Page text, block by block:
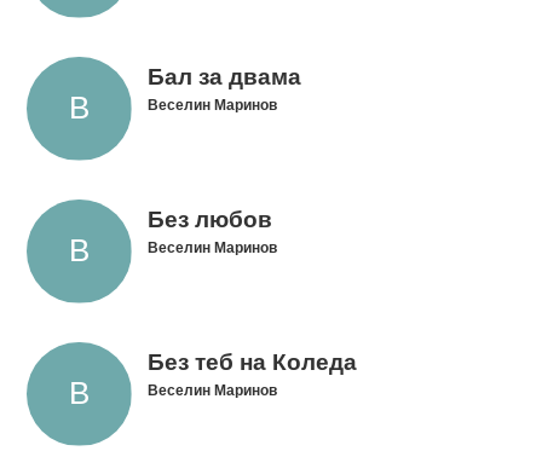
Бал за двама
Веселин Маринов
Без любов
Веселин Маринов
Без теб на Коледа
Веселин Маринов